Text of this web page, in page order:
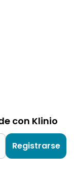
con Klinio
Registrarse